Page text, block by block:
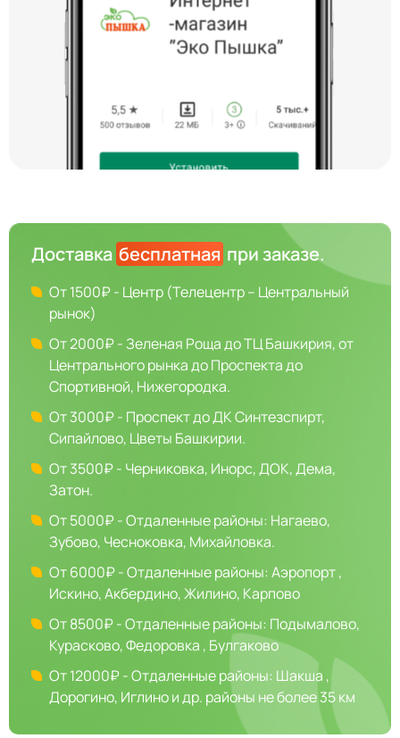
Доставка бесплатная при заказе.
От 1500₽ - Центр (Телецентр – Центральный
рынок)
От 2000₽ - Зеленая Роща до ТЦ Башкирия, от
Центрального рынка до Проспекта до
Спортивной, Нижегородка.
От 3000₽ - Проспект до ДК Синтезспирт,
Сипайлово, Цветы Башкирии.
От 3500₽ - Черниковка, Инорс, ДОК, Дема,
Затон.
От 5000₽ - Отдаленные районы: Нагаево,
Зубово, Чесноковка, Михайловка.
От 6000₽ - Отдаленные районы: Аэропорт ,
Искино, Акбердино, Жилино, Карпово
От 8500₽ - Отдаленные районы: Подымалово,
Курасково, Федоровка , Булгаково
От 12000₽ - Отдаленные районы: Шакша ,
Дорогино, Иглино и др. районы не более 35 км